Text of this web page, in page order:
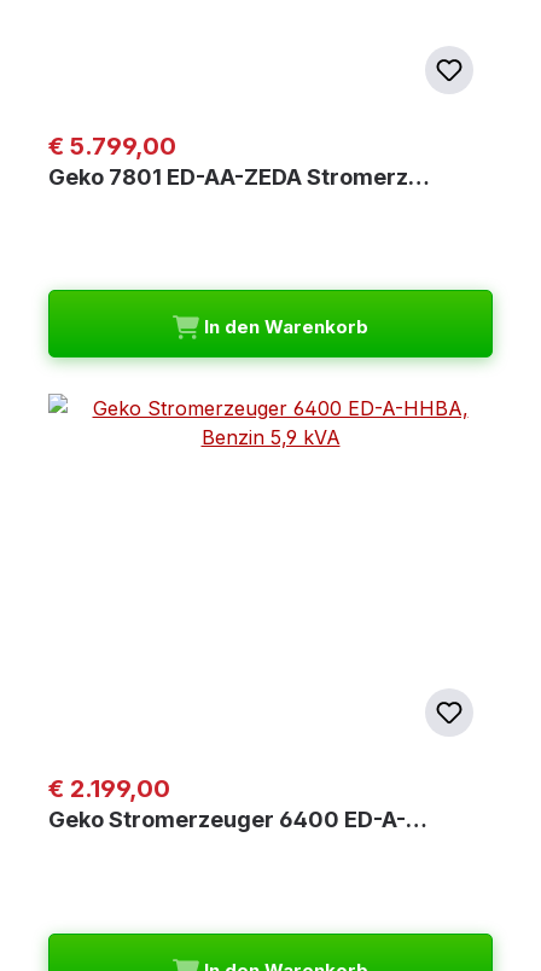
Regulärer Preis:
€ 5.799,00
Geko 7801 ED-AA-ZEDA Stromerz…
In den Warenkorb
Regulärer Preis:
€ 2.199,00
Geko Stromerzeuger 6400 ED-A-…